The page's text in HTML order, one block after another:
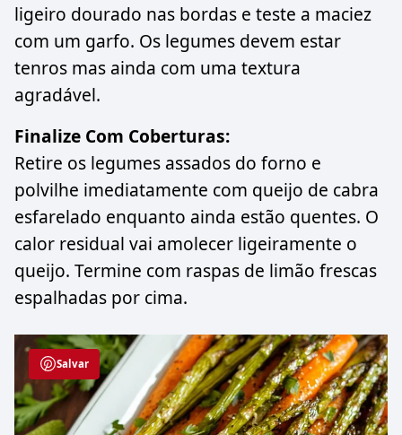
ligeiro dourado nas bordas e teste a maciez
com um garfo. Os legumes devem estar
tenros mas ainda com uma textura
agradável.
Finalize Com Coberturas:
Retire os legumes assados do forno e
polvilhe imediatamente com queijo de cabra
esfarelado enquanto ainda estão quentes. O
calor residual vai amolecer ligeiramente o
queijo. Termine com raspas de limão frescas
espalhadas por cima.
Salvar